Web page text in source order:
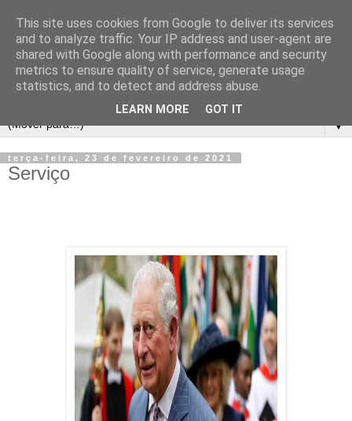
▼
terça-feira, 23 de fevereiro de 2021
Serviço
This site uses cookies from Google to deliver its services
and to analyze traffic. Your IP address and user-agent are
shared with Google along with performance and security
metrics to ensure quality of service, generate usage
statistics, and to detect and address abuse.
LEARN MORE GOT IT